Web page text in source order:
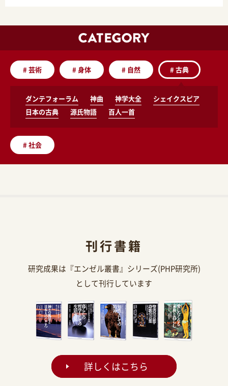
#芸術 #身体 # 自然 #古典
ダンテフォーラム 神曲 神学大全
シェイクスピア
日本の古典
源氏物語 百人一首
#社会
刊行書籍
研究成果は『エンゼル叢書』シリーズ(PHP研究所)
として刊行しています
詳しくはこちら